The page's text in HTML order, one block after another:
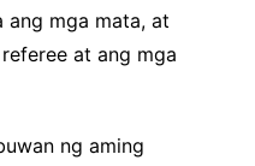
ang mga mata, at
at ang mga
ng aming